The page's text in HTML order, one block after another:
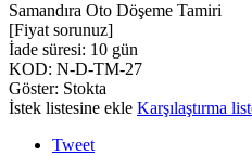
Samandıra Oto Döşeme Tamiri
[Fiyat sorunuz]
İade süresi: 10 gün
KOD: N-D-TM-27
Göster: Stokta
İstek listesine ekle Karşılaştırma
Tweet